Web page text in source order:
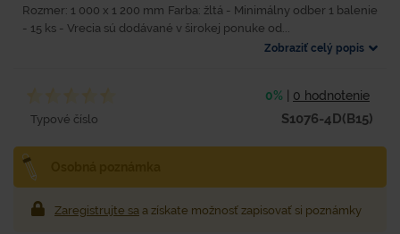
Rozmer: 1 000 x 1 200 mm Farba: žltá - Minimálny odber 1 balenie
- 15 ks - Vrecia sú dodávané v širokej ponuke od...
Zobraziť celý popis
0% 0 hodnotenie
Typové číslo S1076-4D(B15)
Zaregistrujte sa a získate možnosť zapisovať si poznámky